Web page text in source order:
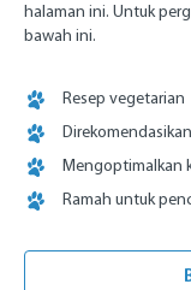
halaman ini. Untuk
bawah ini.
Resep vegetarian
Mengoptimalkan
Ramah untuk